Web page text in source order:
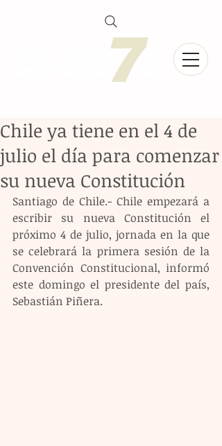
Chile ya tiene en el 4 de
julio el día para comenzar
su nueva Constitución
Santiago de Chile.- Chile empezará a
escribir su nueva Constitución el
próximo 4 de julio, jornada en la que
se celebrará la primera sesión de la
Convención Constitucional, informó
este domingo el presidente del país,
Sebastián Piñera.